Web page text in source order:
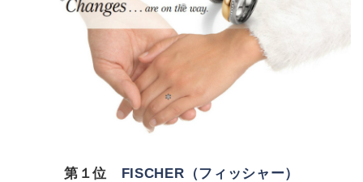
第１位 FISCHER（フィッシャー）